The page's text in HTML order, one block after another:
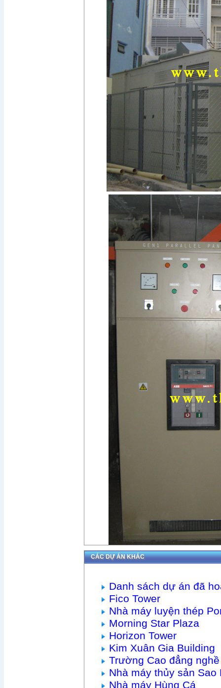
CÁC DỰ ÁN KHÁC
Danh sách dự án đã
Fico Tower
Nhà máy luyện thép
Morning Star Plaza
Horizon Tower
Kim Xuân Gia Building
Trường Cao đẳng
Nhà máy thủy sản Sao
Nhà máy Hùng Cá